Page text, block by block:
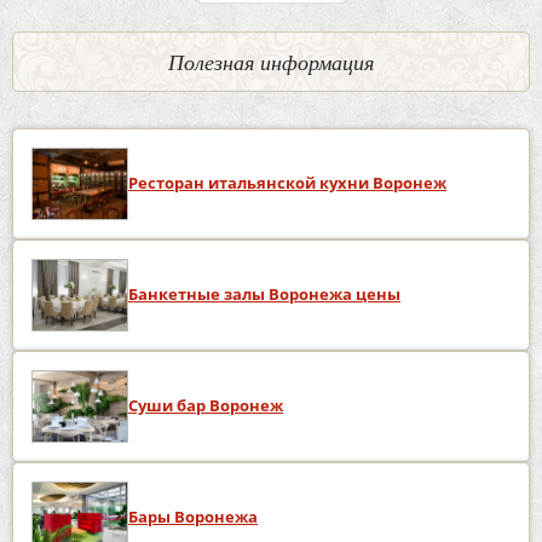
Полезная информация
Ресторан итальянской кухни Воронеж
Банкетные залы Воронежа цены
Суши бар Воронеж
Бары Воронежа